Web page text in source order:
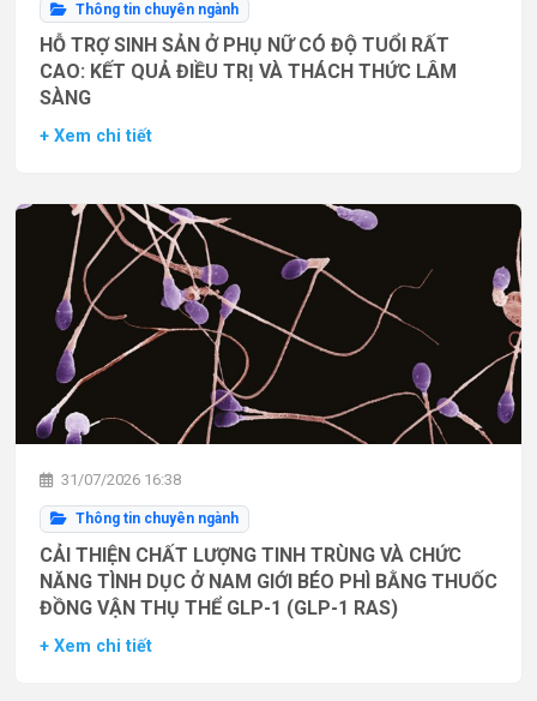
Thông tin chuyên ngành
HỖ TRỢ SINH SẢN Ở PHỤ NỮ CÓ ĐỘ TUỔI RẤT
CAO: KẾT QUẢ ĐIỀU TRỊ VÀ THÁCH THỨC LÂM
SÀNG
+ Xem chi tiết
31/07/2026 16:38
Thông tin chuyên ngành
CẢI THIỆN CHẤT LƯỢNG TINH TRÙNG VÀ CHỨC
NĂNG TÌNH DỤC Ở NAM GIỚI BÉO PHÌ BẰNG THUỐC
ĐỒNG VẬN THỤ THỂ GLP-1 (GLP-1 RAS)
+ Xem chi tiết